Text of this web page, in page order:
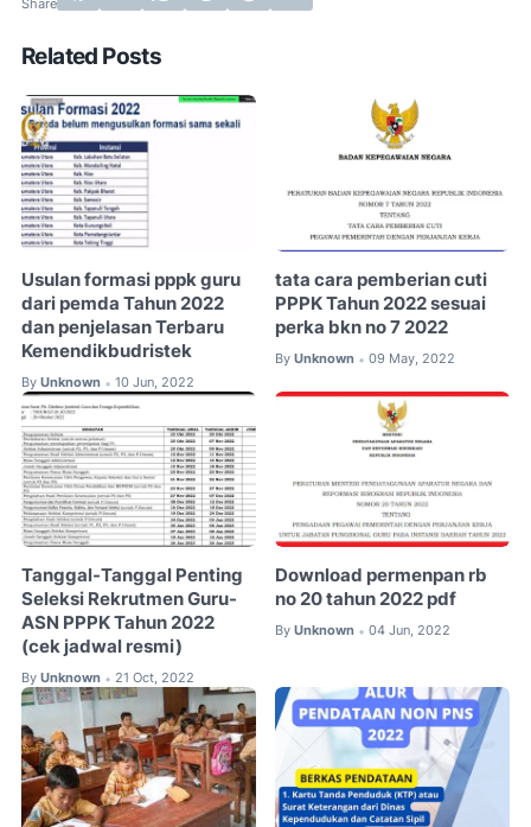
Related Posts
Usulan formasi pppk guru
dari pemda Tahun 2022
dan penjelasan Terbaru
Kemendikbudristek
By Unknown • 10 Jun, 2022
tata cara pemberian cuti
PPPK Tahun 2022 sesuai
perka bkn no 7 2022
By Unknown • 09 May, 2022
Tanggal-Tanggal Penting
Seleksi Rekrutmen Guru-
ASN PPPK Tahun 2022
(cek jadwal resmi)
By Unknown • 21 Oct, 2022
Download permenpan rb
no 20 tahun 2022 pdf
By Unknown • 04 Jun, 2022